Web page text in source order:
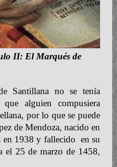
II: El Marqués de
Santillana no se tenía
alguien compusiera
por lo que se puede
de Mendoza, nacido en
en 1938 y fallecido en su
el 25 de marzo de 1458,